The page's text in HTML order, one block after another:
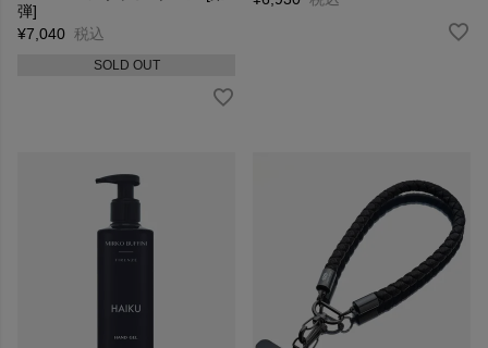
弾]
¥7,040 税込
SOLD OUT